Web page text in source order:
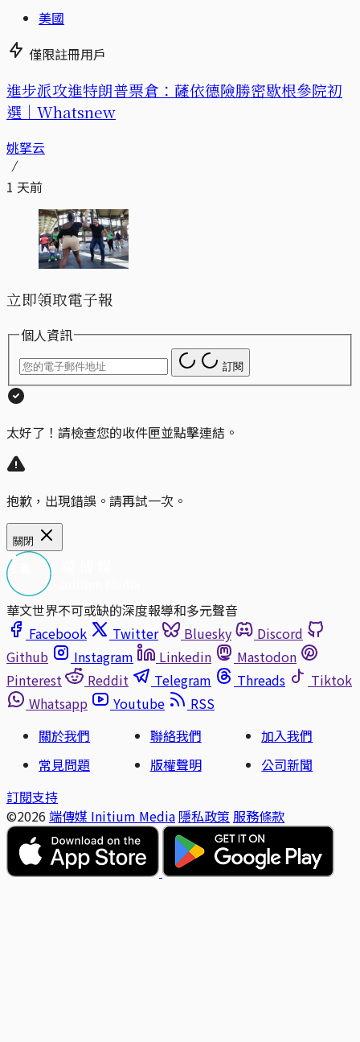
美國
僅限註冊用戶
進步派攻進特朗普票倉：薩依德險勝密歇根參院初
選｜Whatsnew
姚拏云
1 天前
立即領取電子報
個人資訊
訂閱
太好了！請檢查您的收件匣並點擊連結。
抱歉，出現錯誤。請再試一次。
關閉
華文世界不可或缺的深度報導和多元聲音
Facebook
Twitter Bluesky
Discord
Github
Instagram Linkedin
Mastodon
Pinterest
Reddit Telegram Threads
Tiktok
Whatsapp
Youtube
RSS
關於我們
聯絡我們
加入我們
常見問題
版權聲明
公司新聞
訂閱支持
©2026 端傳媒 Initium Media 隱私政策 服務條款